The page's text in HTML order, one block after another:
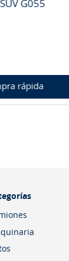
G055
rápida